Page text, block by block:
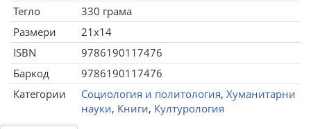
Тегло
330 грама
Размери
21x14
ISBN
9786190117476
Баркод
9786190117476
Категории
Социология и политология, Хуманитарни
науки, Книги, Културология